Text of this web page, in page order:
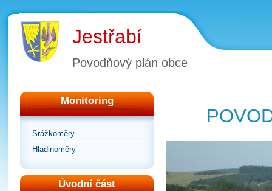
Jestřabí
Povodňový plán obce
Monitoring
Srážkoměry
Hladinoměry
Úvodní část